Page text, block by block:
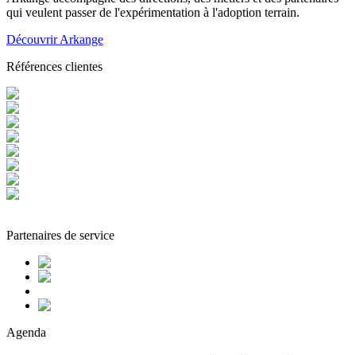
qui veulent passer de l'expérimentation à l'adoption terrain.
Découvrir Arkange
Références clientes
Partenaires de service
Agenda